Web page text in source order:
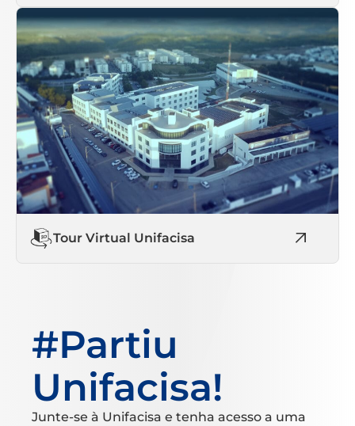
Tour Virtual Unifacisa
#Partiu
Unifacisa!
Junte-se à Unifacisa e tenha acesso a uma